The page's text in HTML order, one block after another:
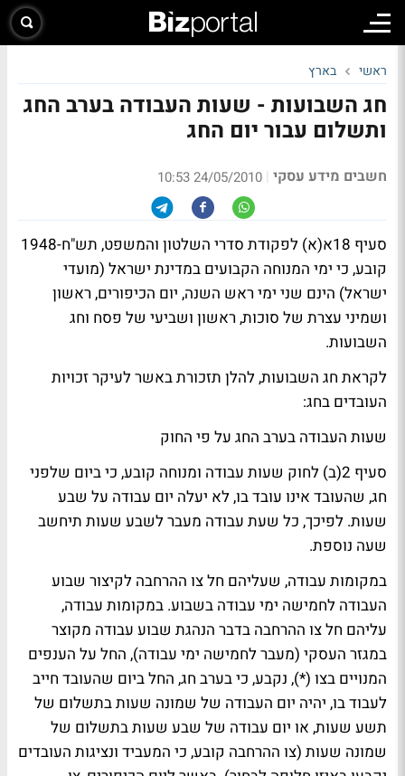
ראשי בארץ
חג השבועות - שעות העבודה בערב החג
ותשלום עבור יום החג
חשבים מידע עסקי |
24/05/2010 10:53
סעיף 18א(א) לפקודת סדרי השלטון והמשפט, תש"ח-1948
קובע, כי ימי המנוחה הקבועים במדינת ישראל (מועדי
ישראל) הינם שני ימי ראש השנה, יום הכיפורים, ראשון
ושמיני עצרת של סוכות, ראשון ושביעי של פסח וחג
השבועות.
לקראת חג השבועות, להלן תזכורת באשר לעיקר זכויות
העובדים בחג:
שעות העבודה בערב החג על פי החוק
סעיף 2(ב) לחוק שעות עבודה ומנוחה קובע, כי ביום שלפני
חג, שהעובד אינו עובד בו, לא יעלה יום עבודה על שבע
שעות. לפיכך, כל שעת עבודה מעבר לשבע שעות תיחשב
שעה נוספת.
במקומות עבודה, שעליהם חל צו ההרחבה לקיצור שבוע
העבודה לחמישה ימי עבודה בשבוע. במקומות עבודה,
עליהם חל צו ההרחבה בדבר הנהגת שבוע עבודה מקוצר
במגזר העסקי (מעבר לחמישה ימי עבודה), החל על הענפים
המנויים בצו (*), נקבע, כי בערב חג, החל ביום שהעובד חייב
לעבוד בו, יהיה יום העבודה של שמונה שעות בתשלום של
תשע שעות, או יום עבודה של שבע שעות בתשלום של
שמונה שעות (צו ההרחבה קובע, כי המעביד ונציגות העובדים